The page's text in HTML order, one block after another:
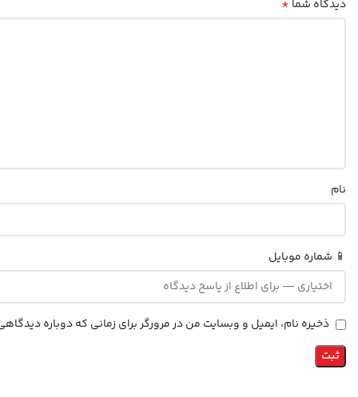
دیدگاه شما *
نام
📱 شماره موبایل
ذخیره نام، ایمیل و وبسایت من در مرورگر برای زمانی که دوباره